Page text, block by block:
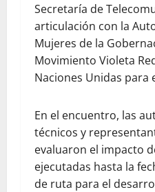
Secretaría de
articulación con la
Mujeres de la
Movimiento Violeta
Naciones Unidas para
En el encuentro, las
técnicos y
evaluaron el impacto
ejecutadas hasta la
de ruta para el